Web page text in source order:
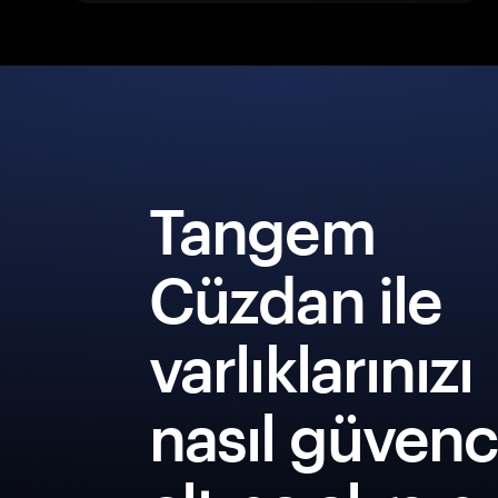
Tangem
Cüzdan ile
varlıklarınızı
nasıl